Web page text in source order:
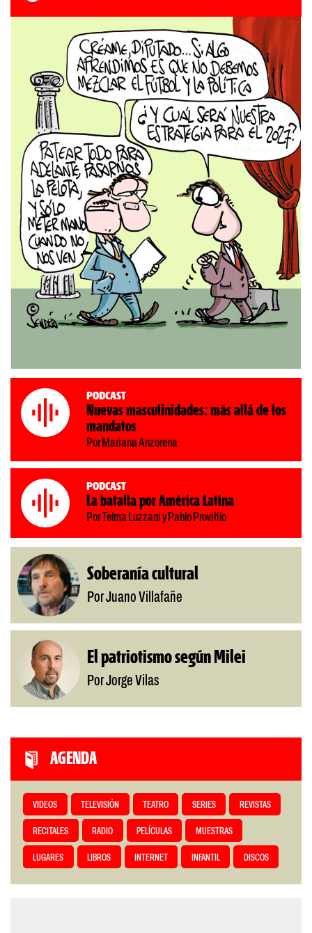
Podcast
Nuevas masculinidades: más allá de los
mandatos
Por Mariana Anzorena
Podcast
La batalla por América Latina
Por Telma Luzzani y Pablo Provitilo
Soberanía cultural
Por Juano Villafañe
El patriotismo según Milei
Por Jorge Vilas
AGENDA
VIDEOS TELEVISIÓN TEATRO SERIES REVISTAS
RECITALES RADIO PELÍCULAS MUESTRAS
LUGARES LIBROS INTERNET INFANTIL DISCOS